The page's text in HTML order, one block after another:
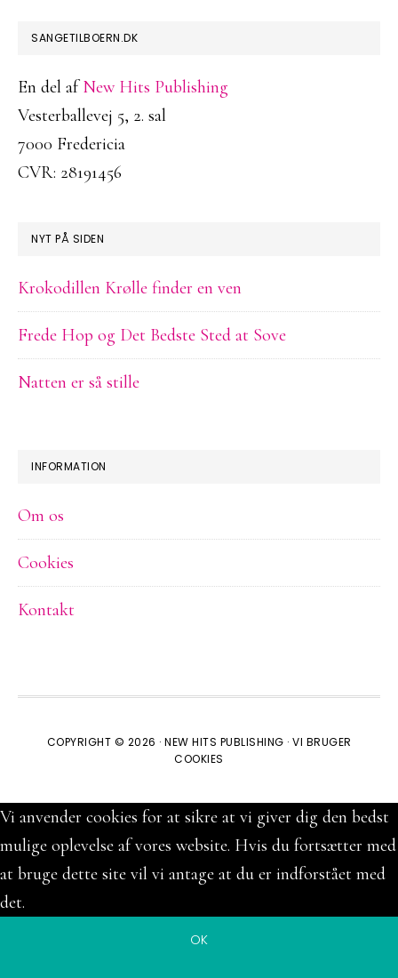
FOOTER
SANGETILBOERN.DK
En del afNew Hits Publishing
Vesterballevej 5, 2. sal
7000 Fredericia
CVR: 28191456
NYT PÅ SIDEN
Krokodillen Krølle finder en ven
Frede Hop og Det Bedste Sted at Sove
Natten er så stille
INFORMATION
Om os
Cookies
Kontakt
COPYRIGHT © 2026 · NEW HITS PUBLISHING · VI BRUGER
COOKIES
Vi anvender cookies for at sikre at vi giver dig den bedst
mulige oplevelse af vores website. Hvis du fortsætter med
at bruge dette site vil vi antage at du er indforstået med
det.
OK